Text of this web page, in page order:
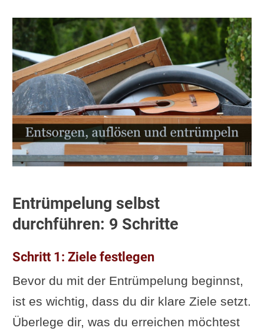
Entrümpelung selbst
durchführen: 9 Schritte
Schritt 1: Ziele festlegen
Bevor du mit der Entrümpelung beginnst,
ist es wichtig, dass du dir klare Ziele setzt.
Überlege dir, was du erreichen möchtest